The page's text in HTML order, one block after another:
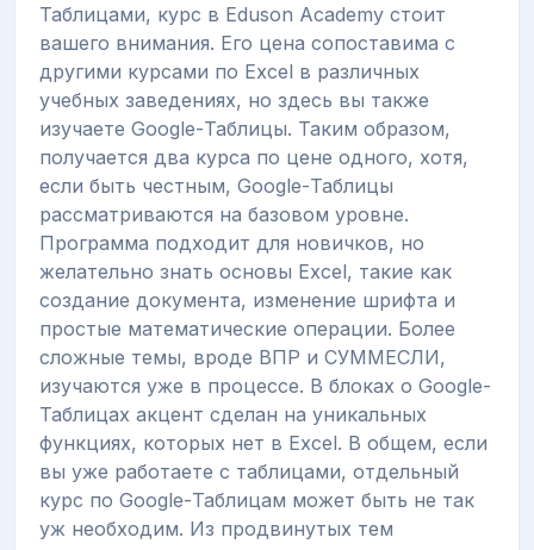
Таблицами, курс в Eduson Academy стоит
вашего внимания. Его цена сопоставима с
другими курсами по Excel в различных
учебных заведениях, но здесь вы также
изучаете Google-Таблицы. Таким образом,
получается два курса по цене одного, хотя,
если быть честным, Google-Таблицы
рассматриваются на базовом уровне.
Программа подходит для новичков, но
желательно знать основы Excel, такие как
создание документа, изменение шрифта и
простые математические операции. Более
сложные темы, вроде ВПР и СУММЕСЛИ,
изучаются уже в процессе. В блоках о Google-
Таблицах акцент сделан на уникальных
функциях, которых нет в Excel. В общем, если
вы уже работаете с таблицами, отдельный
курс по Google-Таблицам может быть не так
уж необходим. Из продвинутых тем